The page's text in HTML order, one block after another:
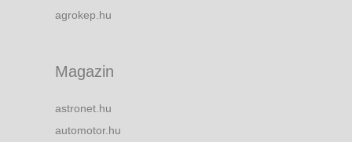
agrokep.hu
Magazin
astronet.hu
automotor.hu